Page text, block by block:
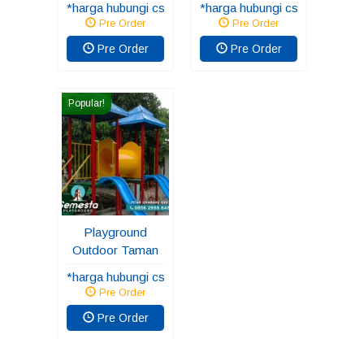
*harga hubungi cs
Pre Order
Pre Order
*harga hubungi cs
Pre Order
Pre Order
Popular!
Playground
Outdoor Taman
*harga hubungi cs
Pre Order
Pre Order